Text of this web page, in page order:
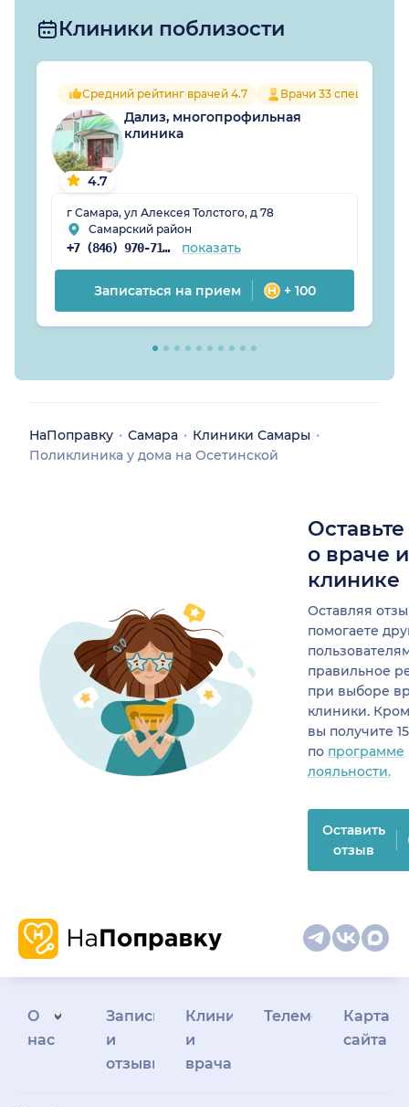
Дмитриевне))
Клиники поблизости
Средний рейтинг врачей 4.7 Врачи 33
4.7
Дализ, многопрофильная
клиника
г Самара, ул Алексея Толстого, д 78
Самарский район
+7 (846) 970-71-38 показать
Записаться на прием + 100
НаПоправку Самара
Клиники Самары
Поликлиника у дома на Осетинской
о враче
клинике
Оставляя
помогаете
правильное
при выборе
клиники.
вы получите
по программе
лояльности.
Оставить
отзыв
О
нас
Запись
и
отзывы
Клиникам
и
врачам
Телемедицина
Карта
сайта